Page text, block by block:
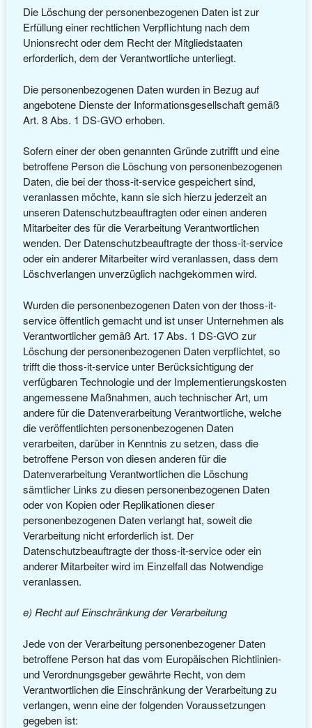
Die Löschung der personenbezogenen Daten ist zur
Erfüllung einer rechtlichen Verpflichtung nach dem
Unionsrecht oder dem Recht der Mitgliedstaaten
erforderlich, dem der Verantwortliche unterliegt.
Die personenbezogenen Daten wurden in Bezug auf
angebotene Dienste der Informationsgesellschaft gemäß
Art. 8 Abs. 1 DS-GVO erhoben.
Sofern einer der oben genannten Gründe zutrifft und eine
betroffene Person die Löschung von personenbezogenen
Daten, die bei der thoss-it-service gespeichert sind,
veranlassen möchte, kann sie sich hierzu jederzeit an
unseren Datenschutzbeauftragten oder einen anderen
Mitarbeiter des für die Verarbeitung Verantwortlichen
wenden. Der Datenschutzbeauftragte der thoss-it-service
oder ein anderer Mitarbeiter wird veranlassen, dass dem
Löschverlangen unverzüglich nachgekommen wird.
Wurden die personenbezogenen Daten von der thoss-it-
service öffentlich gemacht und ist unser Unternehmen als
Verantwortlicher gemäß Art. 17 Abs. 1 DS-GVO zur
Löschung der personenbezogenen Daten verpflichtet, so
trifft die thoss-it-service unter Berücksichtigung der
verfügbaren Technologie und der Implementierungskosten
angemessene Maßnahmen, auch technischer Art, um
andere für die Datenverarbeitung Verantwortliche, welche
die veröffentlichten personenbezogenen Daten
verarbeiten, darüber in Kenntnis zu setzen, dass die
betroffene Person von diesen anderen für die
Datenverarbeitung Verantwortlichen die Löschung
sämtlicher Links zu diesen personenbezogenen Daten
oder von Kopien oder Replikationen dieser
personenbezogenen Daten verlangt hat, soweit die
Verarbeitung nicht erforderlich ist. Der
Datenschutzbeauftragte der thoss-it-service oder ein
anderer Mitarbeiter wird im Einzelfall das Notwendige
veranlassen.
e) Recht auf Einschränkung der Verarbeitung
Jede von der Verarbeitung personenbezogener Daten
betroffene Person hat das vom Europäischen Richtlinien-
und Verordnungsgeber gewährte Recht, von dem
Verantwortlichen die Einschränkung der Verarbeitung zu
verlangen, wenn eine der folgenden Voraussetzungen
gegeben ist: